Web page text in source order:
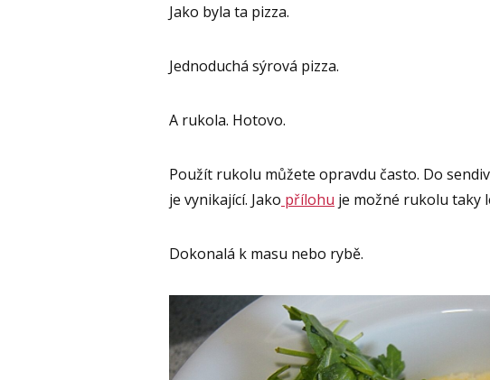
Jako byla ta pizza.
Jednoduchá sýrová pizza.
A rukola. Hotovo.
Použít rukolu můžete opravdu často. Do
je vynikající. Jako přílohu je možné rukolu taky
Dokonalá k masu nebo rybě.